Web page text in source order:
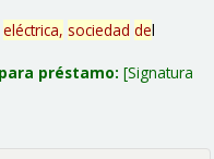
eléctrica, sociedad del
préstamo: Signatura